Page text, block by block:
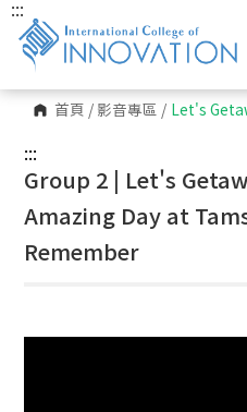
首頁 / 影音專區 / Let's
:::
:::
Group 2 | Let's
Amazing Day at
Remember